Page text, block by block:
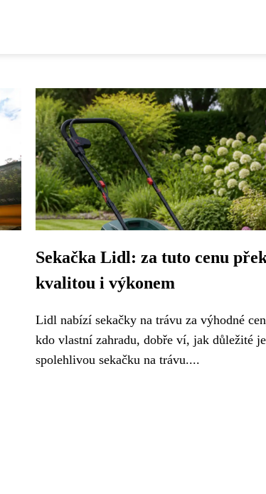
Sekačka Lidl: za tuto cenu
kvalitou i výkonem
Lidl nabízí sekačky na trávu za výhodné
kdo vlastní zahradu, dobře ví, jak důležité
spolehlivou sekačku na trávu....